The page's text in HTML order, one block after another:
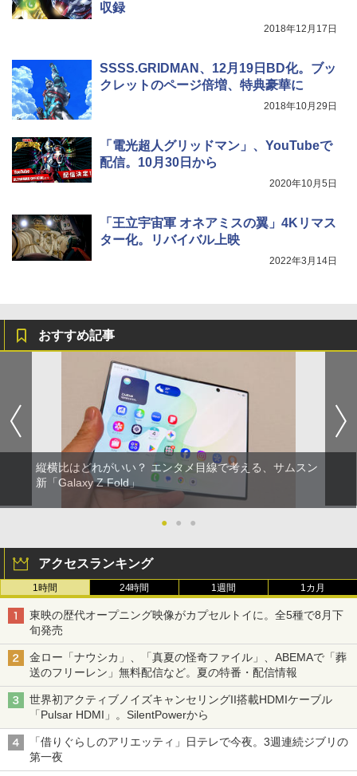
収録
2018年12月17日
SSSS.GRIDMAN、12月19日BD化。ブッ
クレットのページ倍増、特典豪華に
2018年10月29日
「電光超人グリッドマン」、YouTubeで
配信。10月30日から
2020年10月5日
「王立宇宙軍 オネアミスの翼」4Kリマス
ター化。リバイバル上映
2022年3月14日
おすすめ記事
縦横比はどれがいい？ エンタメ目線で考える、サムスン
新「Galaxy Z Fold」
● ● ●
アクセスランキング
1時間 24時間 1週間 1カ月
東映の歴代オープニング映像がカプセルトイに。全5種で8月下
旬発売
金ロー「ナウシカ」、「真夏の怪奇ファイル」、ABEMAで「葬
送のフリーレン」無料配信など。夏の特番・配信情報
世界初アクティブノイズキャンセリングII搭載HDMIケーブル
「Pulsar HDMI」。SilentPowerから
「借りぐらしのアリエッティ」日テレで今夜。3週連続ジブリの
第一夜